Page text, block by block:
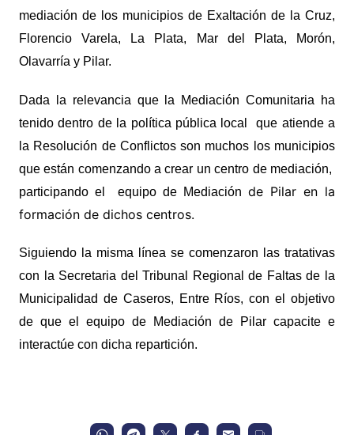
mediación de los municipios de Exaltación de la Cruz,
Florencio Varela, La Plata, Mar del Plata, Morón,
Olavarría y Pilar.
Dada la relevancia que la Mediación Comunitaria ha
tenido dentro de la política pública local que atiende a
la Resolución de Conflictos son muchos los municipios
que están comenzando a crear un centro de mediación,
participando el equipo de Mediaciónde Pilar en la
formación de dichos centros.
Siguiendo la misma línea se comenzaron las tratativas
con la Secretaria del Tribunal Regional de Faltas de la
Municipalidad de Caseros, Entre Ríos, con el objetivo
de que el equipo de Mediación de Pilar capacite e
interactúe con dicha repartición.